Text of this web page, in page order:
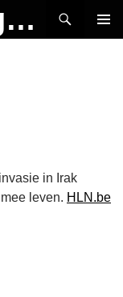
MAD Media Magazine
in Irak
leven. HLN.be